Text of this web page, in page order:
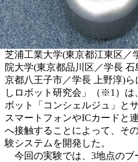
芝浦工業大学(東京都江東区／
院大学(東京都品川区／学長
京都八王子市／学長 上野淳)
しロボット研究会」（※1）は
ボット「コンシェルジュ」と
スマートフォンやICカードと
へ接触することによって、そ
験システムを開発した。
今回の実験では、3地点のブ